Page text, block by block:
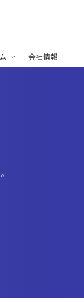
会社情報